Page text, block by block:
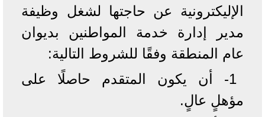
الإليكترونية عن حاجتها لشغل وظيفة
مدير إدارة خدمة المواطنين بديوان
عام المنطقة وفقًا للشروط التالية:
1- أن يكون المتقدم حاصلًا على
مؤهلٍ عالٍ.